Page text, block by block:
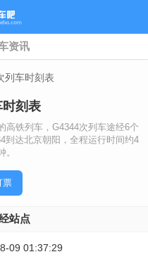
资讯
列车时刻表
时刻表
高铁列车，G4344次列车途经6个
到达北京朝阳，全程运行时间约4
。
票
站点
09 01:37:29